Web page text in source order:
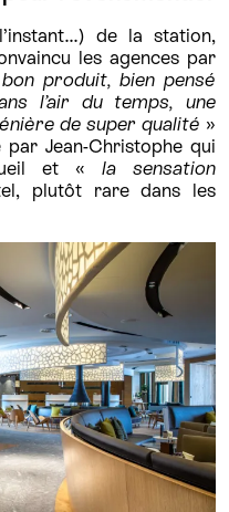
de la station,
les agences par
bon produit, bien pensé
l’air du temps, une
de super qualité »
Jean-Christophe qui
et « la sensation
plutôt rare dans les